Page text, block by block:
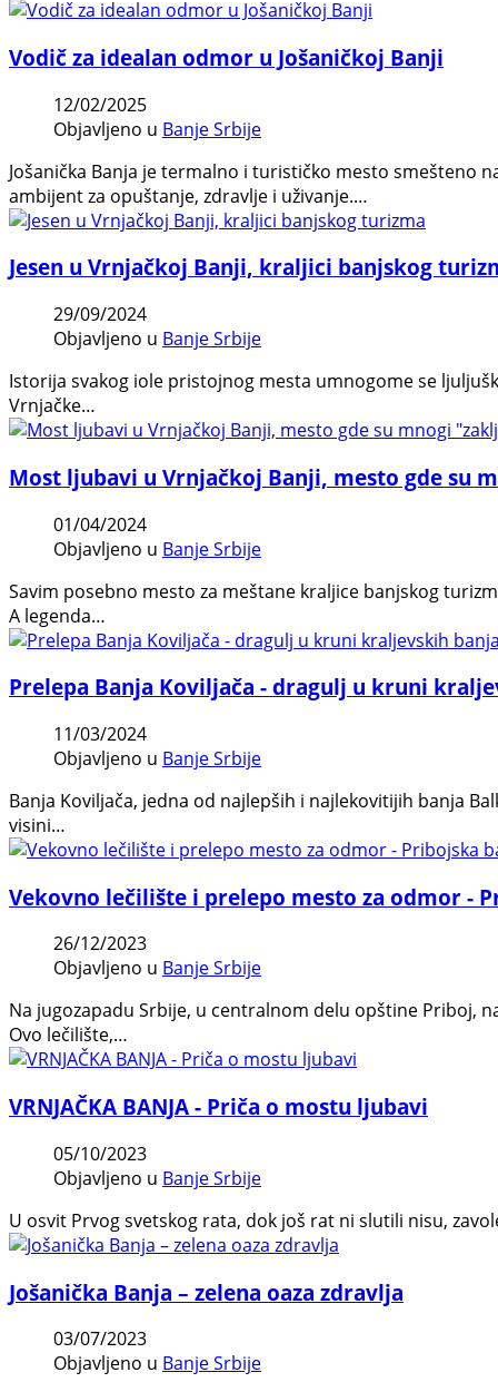
Vodič za idealan odmor u Jošaničkoj Banji
12/02/2025
Objavljeno u Banje Srbije
Jošanička Banja je termalno i turističko mesto smešteno
ambijent za opuštanje, zdravlje i uživanje.…
Jesen u Vrnjačkoj Banji, kraljici banjskog
29/09/2024
Objavljeno u Banje Srbije
Istorija svakog iole pristojnog mesta umnogome se
Vrnjačke…
Most ljubavi u Vrnjačkoj Banji, mesto gde su
01/04/2024
Objavljeno u Banje Srbije
Savim posebno mesto za meštane kraljice banjskog
A legenda…
Prelepa Banja Koviljača - dragulj u kruni
11/03/2024
Objavljeno u Banje Srbije
Banja Koviljača, jedna od najlepših i najlekovitijih banja
visini…
Vekovno lečilište i prelepo mesto za odmor -
26/12/2023
Objavljeno u Banje Srbije
Na jugozapadu Srbije, u centralnom delu opštine Priboj,
Ovo lečilište,…
VRNJAČKA BANJA - Priča o mostu ljubavi
05/10/2023
Objavljeno u Banje Srbije
U osvit Prvog svetskog rata, dok još rat ni slutili nisu,
Jošanička Banja – zelena oaza zdravlja
03/07/2023
Objavljeno u Banje Srbije